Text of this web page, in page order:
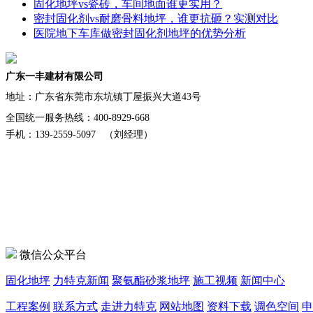
固化地坪vs瓷砖，车间地面谁更实用？
密封固化剂vs耐磨骨料地坪，谁更抗砸？实测对比
医院地下车库做密封固化剂地坪的优势分析
广东一丰建材有限公司
地址： 广东省东莞市东坑镇丁屋振兴大道43号
全国统一服务热线：400-8929-668
手机：139-2559-5097 （刘经理）
微信公众平台
固化地坪 力特克新闻 聚氨酯砂浆地坪 施工视频 新闻中心
工程案例 联系方式 走进力特克 网站地图 资料下载 调色空间